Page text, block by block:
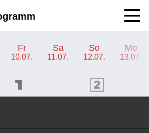
Fr
10.07.
Sa
11.07.
So
12.07.
Mo
13.07.
ORF 2 Programm